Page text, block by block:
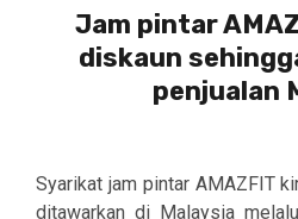
Jam pintar
diskaun
penjualan
Syarikat jam pintar AMAZFIT
ditawarkan di Malaysia